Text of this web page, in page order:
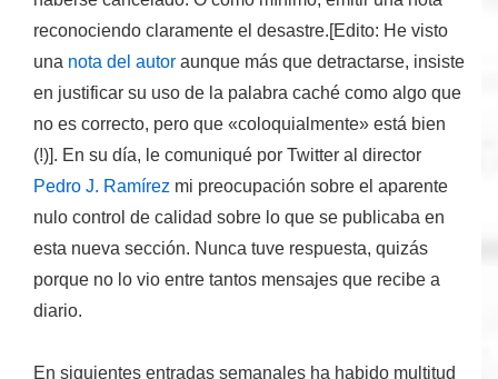
reconociendo claramente el desastre.[Edito: He visto
una nota del autor aunque más que detractarse, insiste
en justificar su uso de la palabra caché como algo que
no es correcto, pero que «coloquialmente» está bien
(!)]. En su día, le comuniqué por Twitter al director
Pedro J. Ramírez mi preocupación sobre el aparente
nulo control de calidad sobre lo que se publicaba en
esta nueva sección. Nunca tuve respuesta, quizás
porque no lo vio entre tantos mensajes que recibe a
diario.
En siguientes entradas semanales ha habido multitud